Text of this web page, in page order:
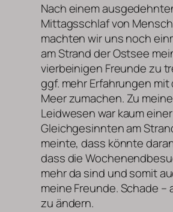
Nach einem
Mittagsschlaf von
machten wir uns noch
am Strand der Ostsee
vierbeinigen Freunde zu
ggf. mehr Erfahrungen
Meer zumachen. Zu
Leidwesen war kaum
Gleichgesinnten am
meinte, dass könnte
dass die
mehr da sind und somit
meine Freunde. Schade –
zu ändern.